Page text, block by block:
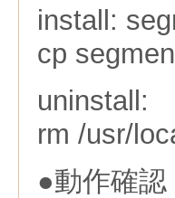
install:
cp
uninstall:
rm /usr/
●動作確認